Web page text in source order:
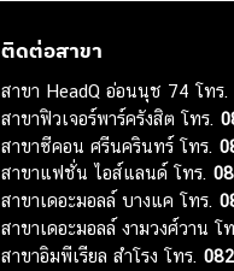
ติดต่อสาขา
สาขา HeadQ อ่อนนุช 74 โทร
สาขาฟิวเจอร์พาร์ครังสิต โทร.
สาขาซีคอน ศรีนครินทร์ โทร.
สาขาแฟชั่น ไอส์แลนด์ โทร.
สาขาเดอะมอลล์ บางแค โทร.
สาขาเดอะมอลล์ งามวงศ์วาน โ
สาขาอิมพีเรียล สำโรง โทร.